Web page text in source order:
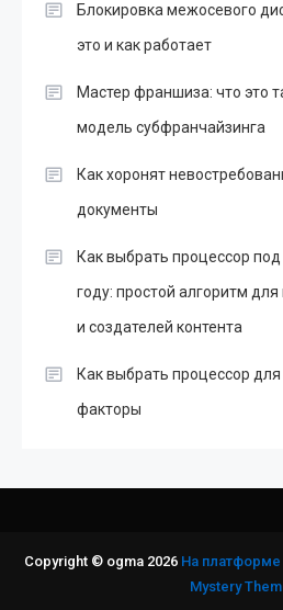
Блокировка межосевого
это и как работает
Мастер франшиза: что это
модель субфранчайзинга
Как хоронят
документы
Как выбрать процессор
году: простой алгоритм
и создателей контента
Как выбрать процессор
факторы
Copyright © ogma 2026 На
Mystery